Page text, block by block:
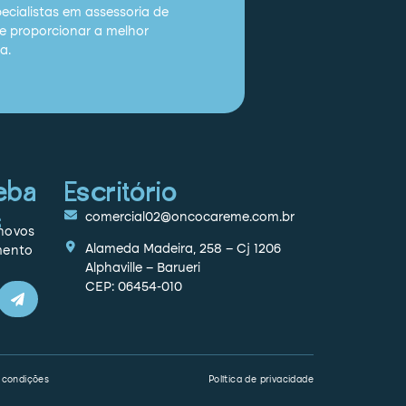
em assessoria de
proporcionar a melhor
Escritório
comercial02@oncocareme.com.br
Alameda Madeira, 258 – Cj 1206
Alphaville – Barueri
CEP: 06454-010
condições Política de privacidade